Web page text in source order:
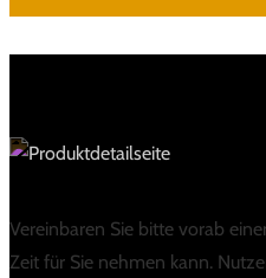
Vereinbaren Sie bitte vorab
Zeit für Sie nehmen kann.